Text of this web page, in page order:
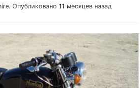
Опубликовано 11 месяцев назад